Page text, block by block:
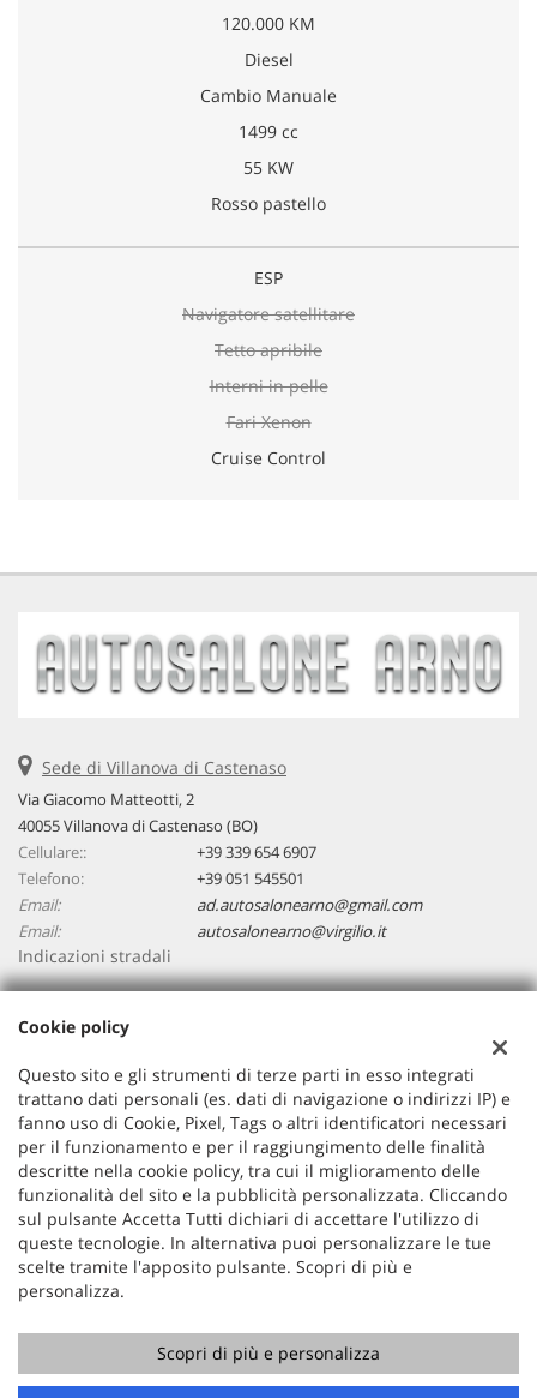
120.000 KM
Diesel
Cambio Manuale
1499 cc
55 KW
Rosso pastello
ESP
Navigatore satellitare
Tetto apribile
Interni in pelle
Fari Xenon
Cruise Control
Sede di Villanova di Castenaso
Via Giacomo Matteotti, 2
40055 Villanova di Castenaso (BO)
Cellulare::
+39 339 654 6907
Telefono:
+39 051 545501
Email:
ad.autosalonearno@gmail.com
Email:
autosalonearno@virgilio.it
Indicazioni stradali
Dati fiscali:
Autosalone ARNO
Via Giacomo Matteotti, 2, 40055, Villanova di Castenaso (BO)
C.F/P.IVA:03748561200
Registro delle imprese:BO
Copyright © 2026 GestionaleAuto.com S.r.l., Tutti i diritti
riservati -Leggi l'informativa sulla privacy-Cookie Policy
Cookie policy
Questo sito e gli strumenti di terze parti in esso integrati
trattano dati personali (es. dati di navigazione o indirizzi IP) e
fanno uso di Cookie, Pixel, Tags o altri identificatori necessari
per il funzionamento e per il raggiungimento delle finalità
descritte nella cookie policy, tra cui il miglioramento delle
funzionalità del sito e la pubblicità personalizzata. Cliccando
sul pulsante Accetta Tutti dichiari di accettare l'utilizzo di
queste tecnologie. In alternativa puoi personalizzare le tue
scelte tramite l'apposito pulsante. Scopri di più e
personalizza.
Scopri di più e personalizza